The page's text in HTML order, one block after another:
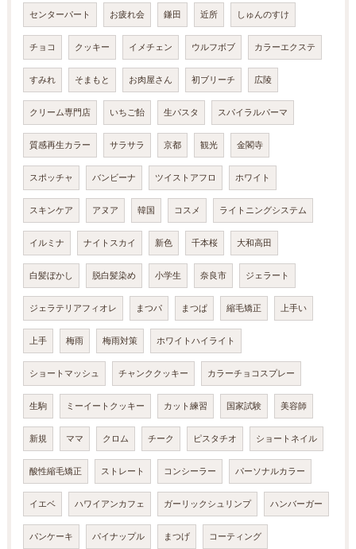
センターパート お疲れ会 鎌田 近所 しゅんのすけ
チョコ クッキー イメチェン ウルフボブ カラーエクステ
すみれ そまもと お肉屋さん 初ブリーチ 広陵
クリーム専門店 いちご飴 生パスタ スパイラルパーマ
質感再生カラー サラサラ 京都 観光 金閣寺
スポッチャ バンビーナ ツイストアフロ ホワイト
スキンケア アヌア 韓国 コスメ ライトニングシステム
イルミナ ナイトスカイ 新色 千本桜 大和高田
白髪ぼかし 脱白髪染め 小学生 奈良市 ジェラート
ジェラテリアフィオレ まつパ まつぱ 縮毛矯正 上手い
上手 梅雨 梅雨対策 ホワイトハイライト
ショートマッシュ チャンククッキー カラーチョコスプレー
生駒 ミーイートクッキー カット練習 国家試験 美容師
新規 ママ クロム チーク ピスタチオ ショートネイル
酸性縮毛矯正 ストレート コンシーラー パーソナルカラー
イエベ ハワイアンカフェ ガーリックシュリンプ ハンバーガー
パンケーキ パイナップル まつげ コーティング